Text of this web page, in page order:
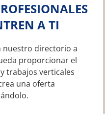
A TI
nuestro directorio a
proporcionar el
trabajos verticales
una oferta